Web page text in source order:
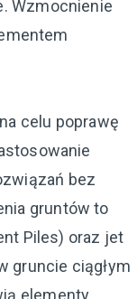
Wzmocnienie
celu poprawę
bez
gruntów to
Piles) oraz jet
gruncie ciągłym
elementy